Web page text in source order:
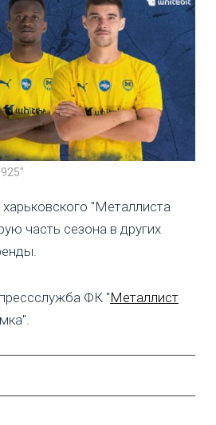
"Металлиста
часть сезона в других
ФК "Металлист